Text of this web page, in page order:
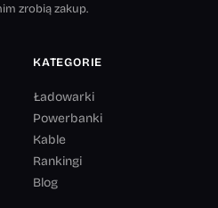
zrobią zakup.
KATEGORIE
Ładowarki
Powerbanki
Kable
Rankingi
Blog